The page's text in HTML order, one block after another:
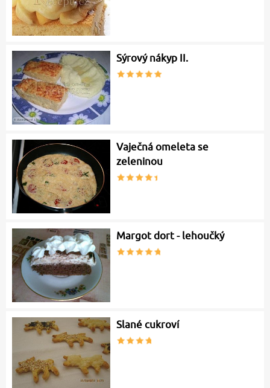
Sýrový nákyp II.
Vaječná omeleta se
zeleninou
Margot dort - lehoučký
Slané cukroví